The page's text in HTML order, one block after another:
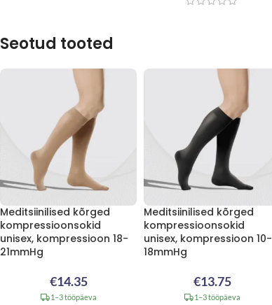
Seotud tooted
Meditsiinilised kõrged
kompressioonsokid
unisex, kompressioon 18-
21mmHg
€14.35
1–3 tööpäeva
Meditsiinilised kõrged
kompressioonsokid
unisex, kompressioon 10-
18mmHg
€13.75
1–3 tööpäeva